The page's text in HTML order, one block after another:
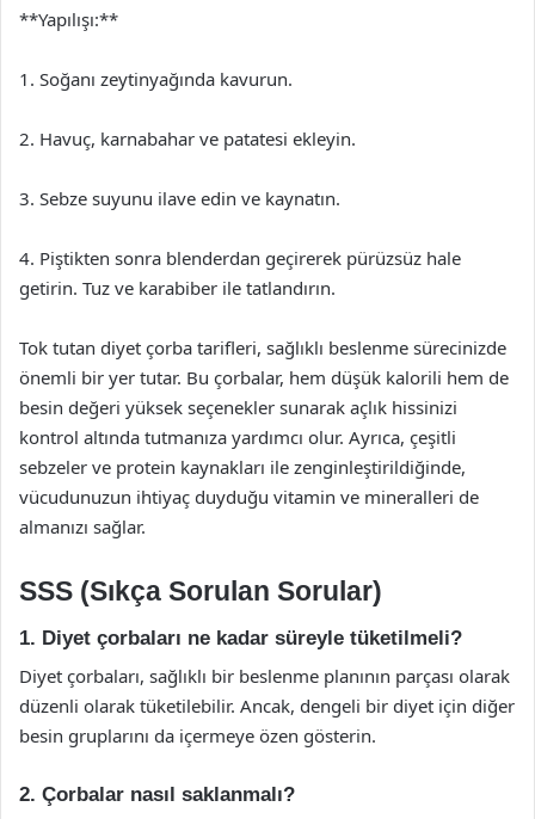
**Yapılışı:**
1. Soğanı zeytinyağında kavurun.
2. Havuç, karnabahar ve patatesi ekleyin.
3. Sebze suyunu ilave edin ve kaynatın.
4. Piştikten sonra blenderdan geçirerek pürüzsüz hale
getirin. Tuz ve karabiber ile tatlandırın.
Tok tutan diyet çorba tarifleri, sağlıklı beslenme sürecinizde
önemli bir yer tutar. Bu çorbalar, hem düşük kalorili hem de
besin değeri yüksek seçenekler sunarak açlık hissinizi
kontrol altında tutmanıza yardımcı olur. Ayrıca, çeşitli
sebzeler ve protein kaynakları ile zenginleştirildiğinde,
vücudunuzun ihtiyaç duyduğu vitamin ve mineralleri de
almanızı sağlar.
SSS (Sıkça Sorulan Sorular)
1. Diyet çorbaları ne kadar süreyle tüketilmeli?
Diyet çorbaları, sağlıklı bir beslenme planının parçası olarak
düzenli olarak tüketilebilir. Ancak, dengeli bir diyet için diğer
besin gruplarını da içermeye özen gösterin.
2. Çorbalar nasıl saklanmalı?